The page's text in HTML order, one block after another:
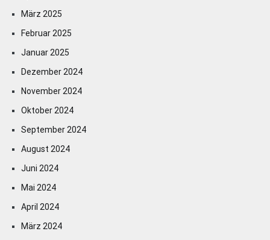
März 2025
Februar 2025
Januar 2025
Dezember 2024
November 2024
Oktober 2024
September 2024
August 2024
Juni 2024
Mai 2024
April 2024
März 2024